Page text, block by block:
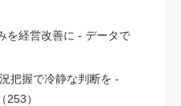
を経営改善に - データで
把握で冷静な判断を -
）